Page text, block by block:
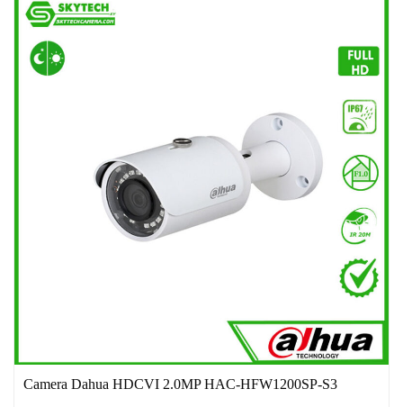
Camera Dahua HDCVI 2.0MP HAC-HFW1200SP-S3